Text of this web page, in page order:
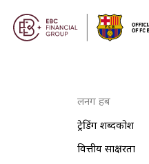
लर्निंग हब
ट्रेडिंग शब्दकोश
वित्तीय साक्षरता